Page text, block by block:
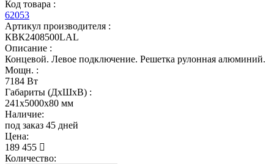
Код товара :
62053
Артикул производителя :
КВК2408500LAL
Описание :
Концевой. Левое подключение. Решетка рулонная алюминий.
Мощн. :
7184 Вт
Габариты (ДхШхВ) :
241x5000x80 мм
Наличие:
под заказ 45 дней
Цена:
189 455
Количество: